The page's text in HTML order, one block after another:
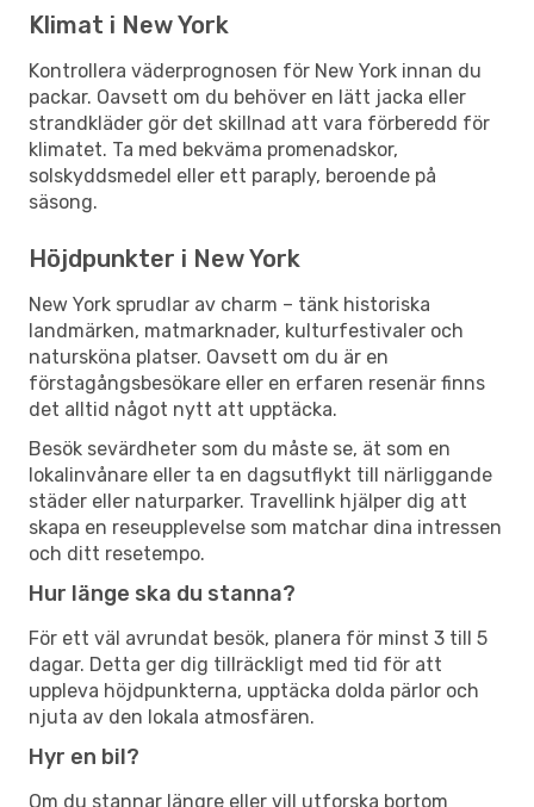
Klimat i New York
Kontrollera väderprognosen för New York innan du
packar. Oavsett om du behöver en lätt jacka eller
strandkläder gör det skillnad att vara förberedd för
klimatet. Ta med bekväma promenadskor,
solskyddsmedel eller ett paraply, beroende på
säsong.
Höjdpunkter i New York
New York sprudlar av charm – tänk historiska
landmärken, matmarknader, kulturfestivaler och
natursköna platser. Oavsett om du är en
förstagångsbesökare eller en erfaren resenär finns
det alltid något nytt att upptäcka.
Besök sevärdheter som du måste se, ät som en
lokalinvånare eller ta en dagsutflykt till närliggande
städer eller naturparker. Travellink hjälper dig att
skapa en reseupplevelse som matchar dina intressen
och ditt resetempo.
Hur länge ska du stanna?
För ett väl avrundat besök, planera för minst 3 till 5
dagar. Detta ger dig tillräckligt med tid för att
uppleva höjdpunkterna, upptäcka dolda pärlor och
njuta av den lokala atmosfären.
Hyr en bil?
Om du stannar längre eller vill utforska bortom